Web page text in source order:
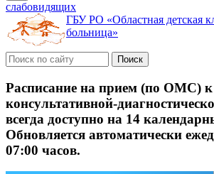
слабовидящих
ГБУ РО «Областная детская
больница»
Расписание на прием (по ОМС) к
консультативной-
всегда доступно на 14
Обновляется автоматически
07:00 часов.